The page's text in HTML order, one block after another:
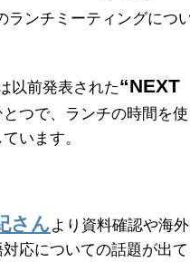
ランチミーティングにつ
以前発表された“NEXT
とつで、ランチの時間を使
います。
さんより資料確認や海
応についての話題が出て